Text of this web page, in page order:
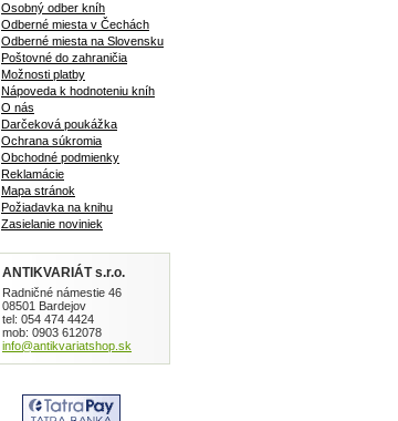
Osobný odber kníh
Odberné miesta v Čechách
Odberné miesta na Slovensku
Poštovné do zahraničia
Možnosti platby
Nápoveda k hodnoteniu kníh
O nás
Darčeková poukážka
Ochrana súkromia
Obchodné podmienky
Reklamácie
Mapa stránok
Požiadavka na knihu
Zasielanie noviniek
ANTIKVARIÁT s.r.o.
Radničné námestie 46
08501 Bardejov
tel: 054 474 4424
mob: 0903 612078
info@antikvariatshop.sk